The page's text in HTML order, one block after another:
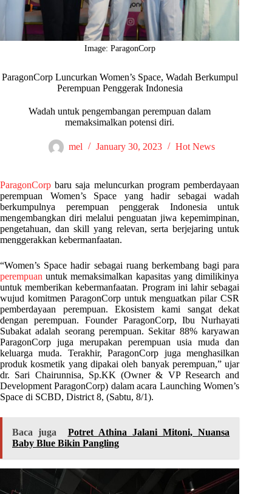
Image: ParagonCorp
ParagonCorp Luncurkan Women’s Space, Wadah Berkumpul
Perempuan Penggerak Indonesia
Wadah untuk pengembangan perempuan dalam
memaksimalkan potensi diri.
mel January 30, 2023 Hot News
ParagonCorp baru saja meluncurkan program pemberdayaan
perempuan Women’s Space yang hadir sebagai wadah
berkumpulnya perempuan penggerak Indonesia untuk
mengembangkan diri melalui penguatan jiwa kepemimpinan,
pengetahuan, dan skill yang relevan, serta berjejaring untuk
menggerakkan kebermanfaatan.
“Women’s Space hadir sebagai ruang berkembang bagi para
perempuan untuk memaksimalkan kapasitas yang dimilikinya
untuk memberikan kebermanfaatan. Program ini lahir sebagai
wujud komitmen ParagonCorp untuk menguatkan pilar CSR
pemberdayaan perempuan. Ekosistem kami sangat dekat
dengan perempuan. Founder ParagonCorp, Ibu Nurhayati
Subakat adalah seorang perempuan. Sekitar 88% karyawan
ParagonCorp juga merupakan perempuan usia muda dan
keluarga muda. Terakhir, ParagonCorp juga menghasilkan
produk kosmetik yang dipakai oleh banyak perempuan,” ujar
dr. Sari Chairunnisa, Sp.KK (Owner & VP Research and
Development ParagonCorp) dalam acara Launching Women’s
Space di SCBD, District 8, (Sabtu, 8/1).
Baca juga
Potret Athina Jalani Mitoni, Nuansa
Baby Blue Bikin Pangling